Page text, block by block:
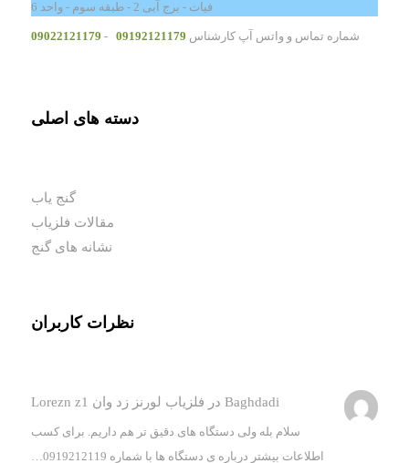
فیات - برج آبی 2 - طبقه سوم - واحد 6
شماره تماس و واتس آپ کارشناس 09192121179
-
09022121179
دسته های اصلی
گنج یاب
مقالات فلزیاب
نشانه های گنج
نظرات کاربران
Baghdadi در فلزیاب لورنز زد وان Lorezn z1
سلام بله ولی دستگاه های دقیق تر هم داریم. برای کسب
اطلاعات بیشتر درباره ی دستگاه ها با شماره 0919212119…